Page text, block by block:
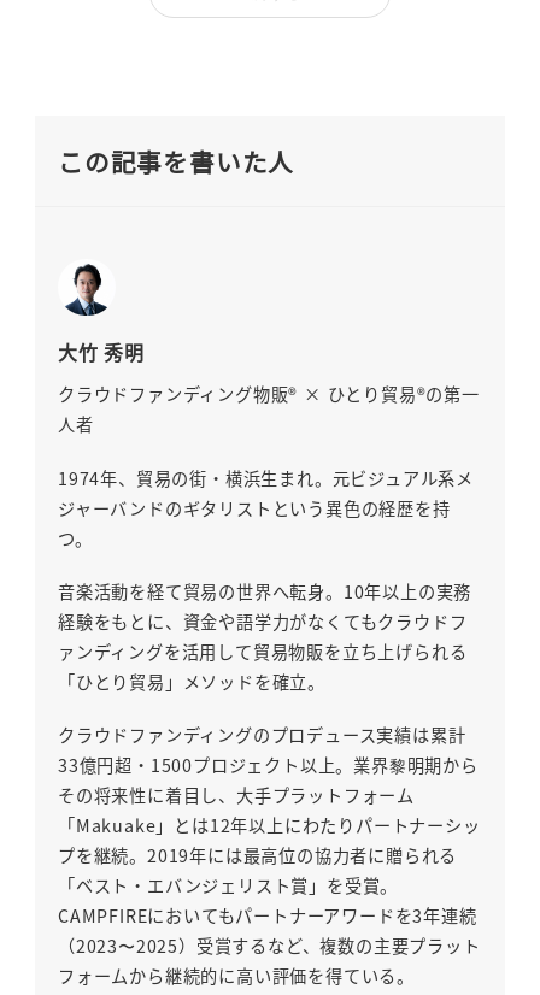
この記事を書いた人
大竹 秀明
クラウドファンディング物販® × ひとり貿易®の第一
人者
1974年、貿易の街・横浜生まれ。元ビジュアル系メ
ジャーバンドのギタリストという異色の経歴を持
つ。
音楽活動を経て貿易の世界へ転身。10年以上の実務
経験をもとに、資金や語学力がなくてもクラウドフ
ァンディングを活用して貿易物販を立ち上げられる
「ひとり貿易」メソッドを確立。
クラウドファンディングのプロデュース実績は累計
33億円超・1500プロジェクト以上。業界黎明期から
その将来性に着目し、大手プラットフォーム
「Makuake」とは12年以上にわたりパートナーシッ
プを継続。2019年には最高位の協力者に贈られる
「ベスト・エバンジェリスト賞」を受賞。
CAMPFIREにおいてもパートナーアワードを3年連続
（2023〜2025）受賞するなど、複数の主要プラット
フォームから継続的に高い評価を得ている。